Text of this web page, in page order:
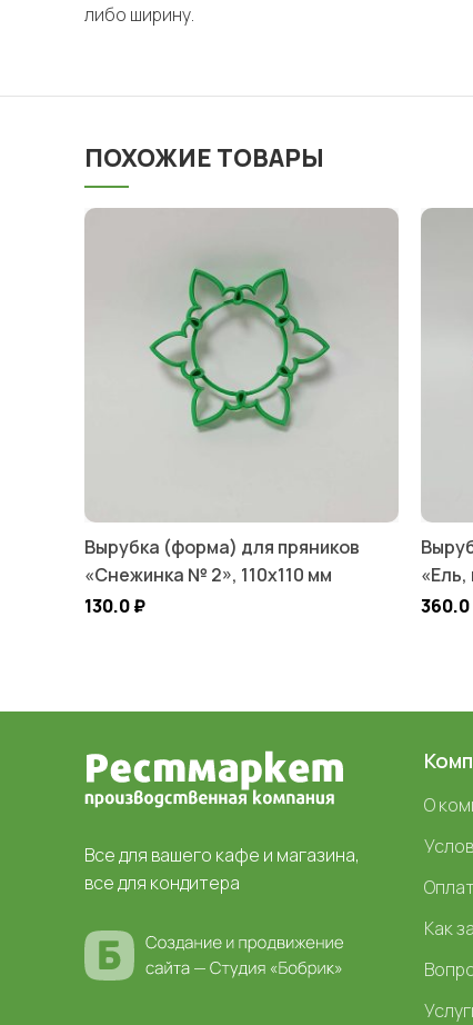
либо ширину.
ПОХОЖИЕ ТОВАРЫ
Вырубка (форма) для пряников
«Снежинка № 2», 110х110 мм
130.0₽
360.0
Все для вашего кафе и магазина,
все для кондитера
О
Как